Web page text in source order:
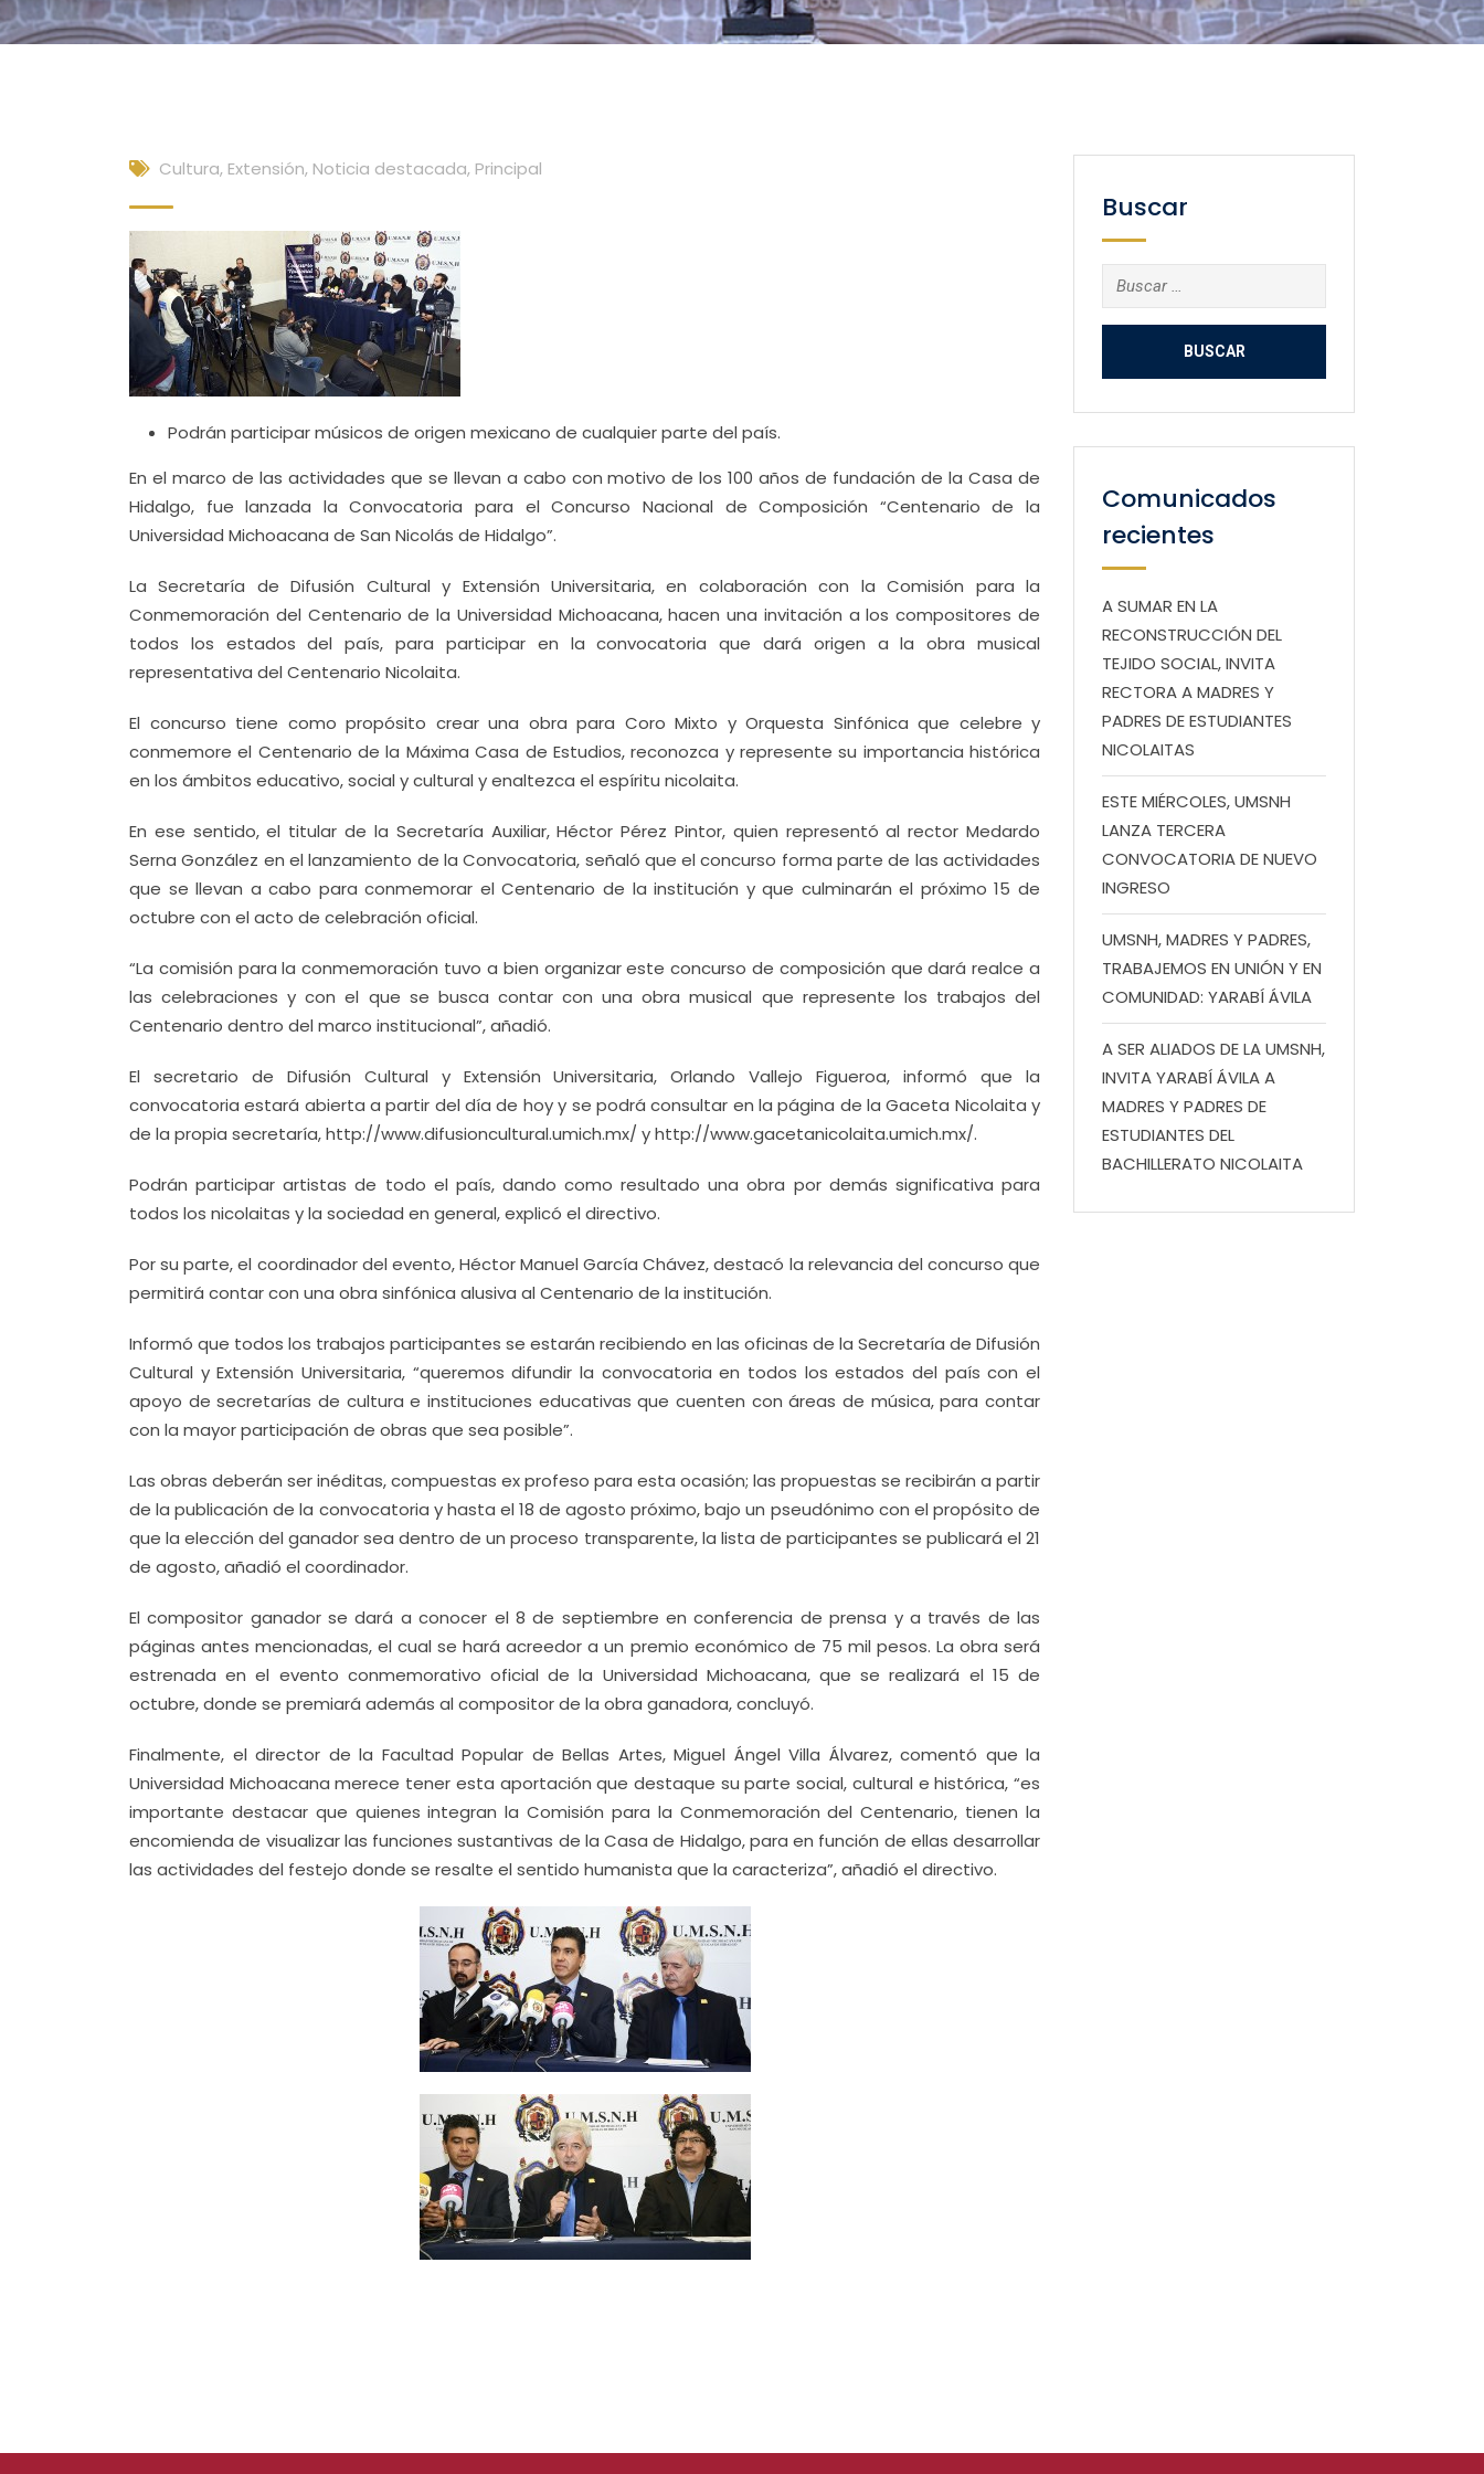
Cultura, Extensión, Noticia destacada, Principal
Podrán participar músicos de origen mexicano de cualquier parte del país.
En el marco de las actividades que se llevan a cabo con motivo de los 100 años de fundación de la Casa de
Hidalgo, fue lanzada la Convocatoria para el Concurso Nacional de Composición “Centenario de la
Universidad Michoacana de San Nicolás de Hidalgo”.
La Secretaría de Difusión Cultural y Extensión Universitaria, en colaboración con la Comisión para la
Conmemoración del Centenario de la Universidad Michoacana, hacen una invitación a los compositores de
todos los estados del país, para participar en la convocatoria que dará origen a la obra musical
representativa del Centenario Nicolaita.
El concurso tiene como propósito crear una obra para Coro Mixto y Orquesta Sinfónica que celebre y
conmemore el Centenario de la Máxima Casa de Estudios, reconozca y represente su importancia histórica
en los ámbitos educativo, social y cultural y enaltezca el espíritu nicolaita.
En ese sentido, el titular de la Secretaría Auxiliar, Héctor Pérez Pintor, quien representó al rector Medardo
Serna González en el lanzamiento de la Convocatoria, señaló que el concurso forma parte de las actividades
que se llevan a cabo para conmemorar el Centenario de la institución y que culminarán el próximo 15 de
octubre con el acto de celebración oficial.
“La comisión para la conmemoración tuvo a bien organizar este concurso de composición que dará realce a
las celebraciones y con el que se busca contar con una obra musical que represente los trabajos del
Centenario dentro del marco institucional”, añadió.
El secretario de Difusión Cultural y Extensión Universitaria, Orlando Vallejo Figueroa, informó que la
convocatoria estará abierta a partir del día de hoy y se podrá consultar en la página de la Gaceta Nicolaita y
de la propia secretaría, http://www.difusioncultural.umich.mx/ y http://www.gacetanicolaita.umich.mx/.
Podrán participar artistas de todo el país, dando como resultado una obra por demás significativa para
todos los nicolaitas y la sociedad en general, explicó el directivo.
Por su parte, el coordinador del evento, Héctor Manuel García Chávez, destacó la relevancia del concurso que
permitirá contar con una obra sinfónica alusiva al Centenario de la institución.
Informó que todos los trabajos participantes se estarán recibiendo en las oficinas de la Secretaría de Difusión
Cultural y Extensión Universitaria, “queremos difundir la convocatoria en todos los estados del país con el
apoyo de secretarías de cultura e instituciones educativas que cuenten con áreas de música, para contar
con la mayor participación de obras que sea posible”.
Las obras deberán ser inéditas, compuestas ex profeso para esta ocasión; las propuestas se recibirán a partir
de la publicación de la convocatoria y hasta el 18 de agosto próximo, bajo un pseudónimo con el propósito de
que la elección del ganador sea dentro de un proceso transparente, la lista de participantes se publicará el 21
de agosto, añadió el coordinador.
El compositor ganador se dará a conocer el 8 de septiembre en conferencia de prensa y a través de las
páginas antes mencionadas, el cual se hará acreedor a un premio económico de 75 mil pesos. La obra será
estrenada en el evento conmemorativo oficial de la Universidad Michoacana, que se realizará el 15 de
octubre, donde se premiará además al compositor de la obra ganadora, concluyó.
Finalmente, el director de la Facultad Popular de Bellas Artes, Miguel Ángel Villa Álvarez, comentó que la
Universidad Michoacana merece tener esta aportación que destaque su parte social, cultural e histórica, “es
importante destacar que quienes integran la Comisión para la Conmemoración del Centenario, tienen la
encomienda de visualizar las funciones sustantivas de la Casa de Hidalgo, para en función de ellas desarrollar
las actividades del festejo donde se resalte el sentido humanista que la caracteriza”, añadió el directivo.
Buscar
Buscar:
Comunicados
recientes
A SUMAR EN LA
RECONSTRUCCIÓN DEL
TEJIDO SOCIAL, INVITA
RECTORA A MADRES Y
PADRES DE ESTUDIANTES
NICOLAITAS
ESTE MIÉRCOLES, UMSNH
LANZA TERCERA
CONVOCATORIA DE NUEVO
INGRESO
UMSNH, MADRES Y PADRES,
TRABAJEMOS EN UNIÓN Y EN
COMUNIDAD: YARABÍ ÁVILA
A SER ALIADOS DE LA UMSNH,
INVITA YARABÍ ÁVILA A
MADRES Y PADRES DE
ESTUDIANTES DEL
BACHILLERATO NICOLAITA